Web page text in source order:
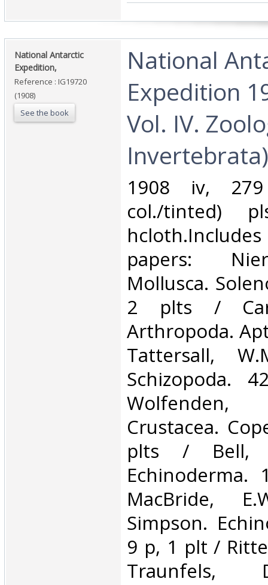
‎National Antarctic
Expedition,‎
Reference : IG19720
(1908)
See the book
‎National
Expedition
Vol. IV.
‎1908 iv,
col./tinted)
papers:
Mollusca.
2 plts /
Arthropoda.
Tattersall,
Crustacea.
plts / Bell,
MacBride,
Simpson.
9 p, 1 plt /
Traunfels,